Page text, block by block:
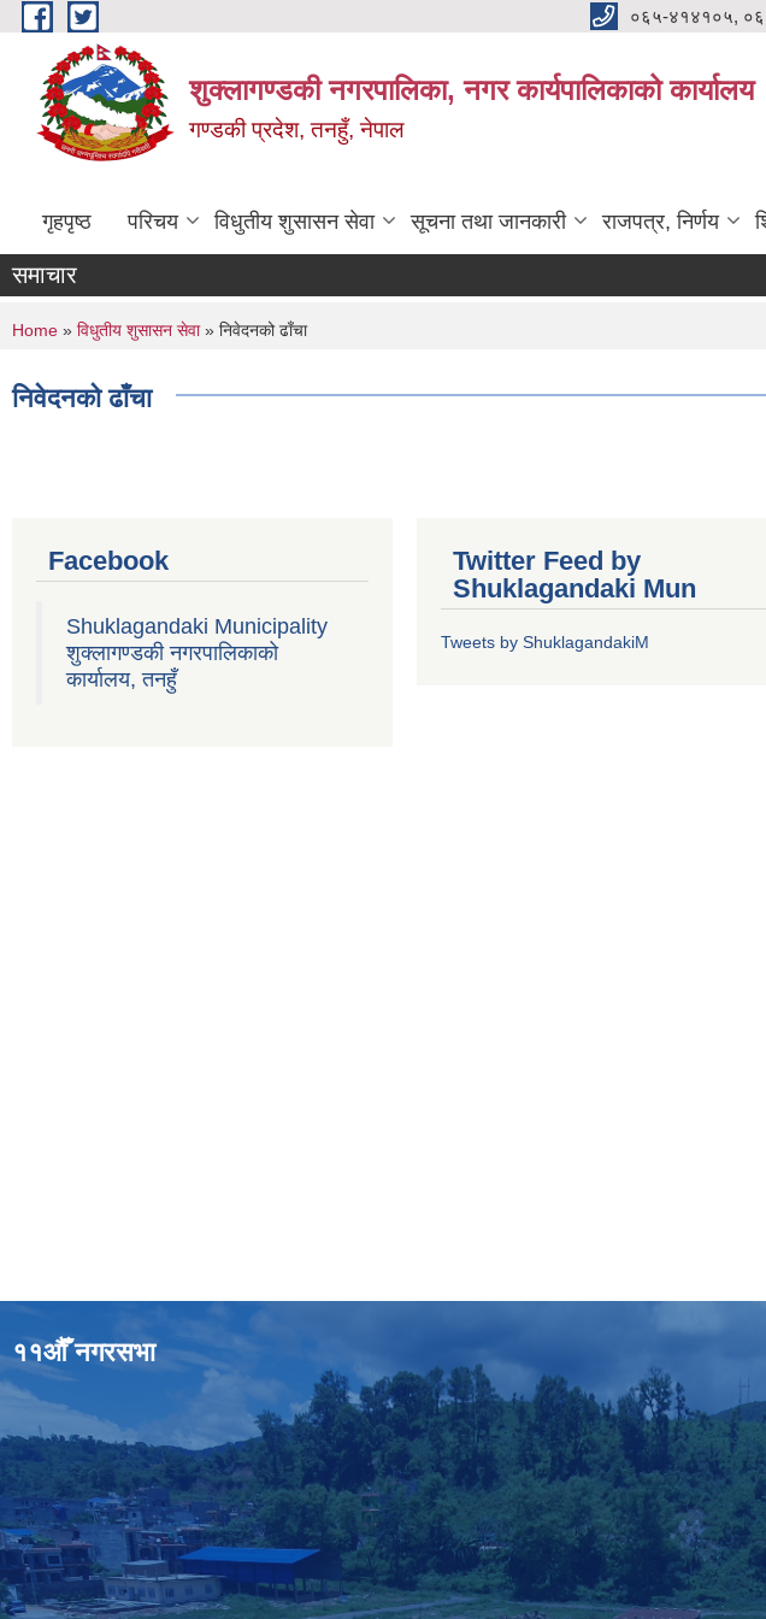
Skip to main content ०६५-४१४१०५,
शुक्लागण्डकी नगरपालिका, नगर कार्यपालिकाको कार्यालय
गण्डकी प्रदेश, तनहुँ, नेपाल
गृहपृष्ठ परिचय विधुतीय शुसासन सेवा सूचना तथा जानकारी राजपत्र, निर्णय
समाचार
You are here
Home » विधुतीय शुसासन सेवा» निवेदनको ढाँचा
निवेदनको ढाँचा
Facebook
Shuklagandaki Municipality
शुक्लागण्डकी नगरपालिकाको
कार्यालय, तनहुँ
Twitter Feed by
Shuklagandaki Mun
Tweets by ShuklagandakiM
११औँ नगरसभा